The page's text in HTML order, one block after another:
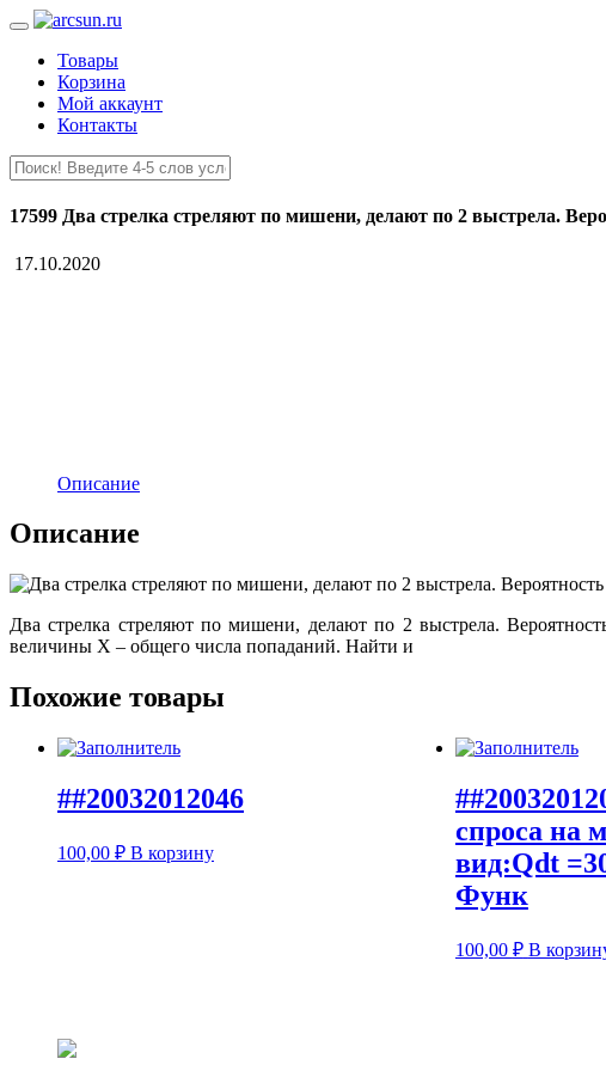
Товары
Корзина
Мой аккаунт
Контакты
17599 Два стрелка стреляют по мишени, делают по 2 выстрела.
17.10.2020
Описание
Описание
Два стрелка стреляют по мишени, делают по 2 выстрела.
величины Х – общего числа попаданий. Найти и
Похожие товары
##20032012046
100,00 ₽ В корзину
спроса на
вид:Qdt
Функ
100,00 ₽ В